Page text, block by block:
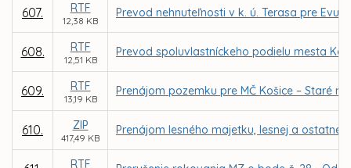
607. RTF
12,38 KB
Prevod nehnuteľnosti v k. ú. Terasa pre Evu
608. RTF
12,51 KB
Prevod spoluvlastníckeho podielu mesta
609. RTF
13,19 KB
Prenájom pozemku pre MČ Košice – Staré
610. ZIP
417,49 KB
Prenájom lesného majetku, lesnej a
RTF